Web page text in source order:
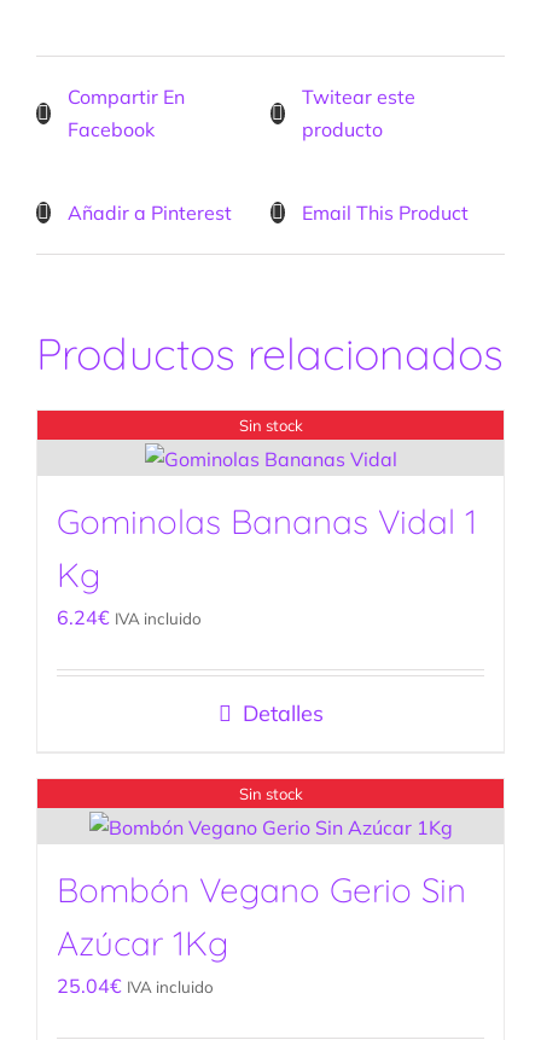
Compartir En
Facebook
Twitear este
producto
Añadir a Pinterest Email This Product
Productos relacionados
Sin stock
Gominolas Bananas Vidal 1
Kg
6.24€ IVA incluido
Detalles
Sin stock
Bombón Vegano Gerio Sin
Azúcar 1Kg
25.04€ IVA incluido